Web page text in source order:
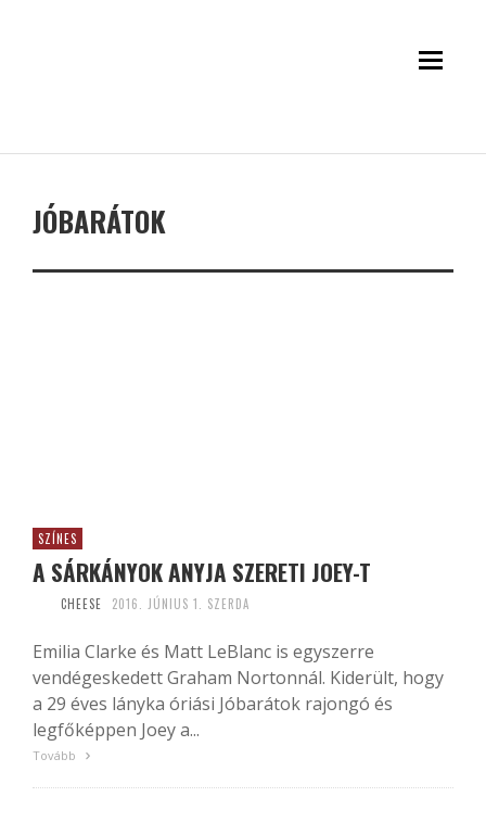
JÓBARÁTOK
SZÍNES
A SÁRKÁNYOK ANYJA SZERETI JOEY-T
CHEESE 2016. JÚNIUS 1. SZERDA
Emilia Clarke és Matt LeBlanc is egyszerre
vendégeskedett Graham Nortonnál. Kiderült, hogy
a 29 éves lányka óriási Jóbarátok rajongó és
legfőképpen Joey a...
Tovább